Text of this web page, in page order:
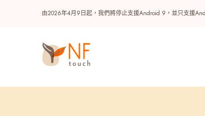
由2026年4月9日起，我們將停止支援Android 9，並只支援